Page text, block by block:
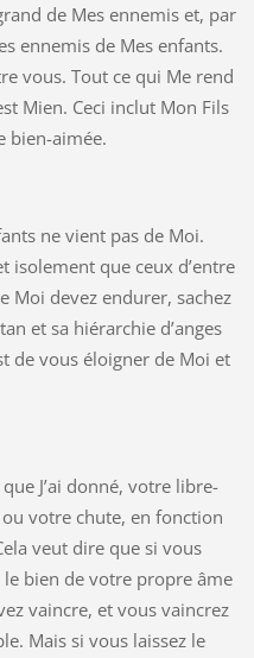
de Mes ennemis et, par
ennemis de Mes enfants.
vous. Tout ce qui Me rend
Mien. Ceci inclut Mon Fils
bien-aimée.
ne vient pas de Moi.
isolement que ceux d’entre
Moi devez endurer, sachez
et sa hiérarchie d’anges
de vous éloigner de Moi et
J’ai donné, votre libre-
votre chute, en fonction
veut dire que si vous
bien de votre propre âme
vaincre, et vous vaincrez
Mais si vous laissez le